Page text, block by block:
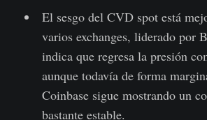
El sesgo del CVD spot está
varios exchanges, liderado por
indica que regresa la presión
aunque todavía de forma
Coinbase sigue mostrando un
bastante estable.